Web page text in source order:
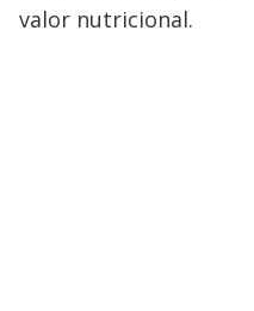
valor nutricional.